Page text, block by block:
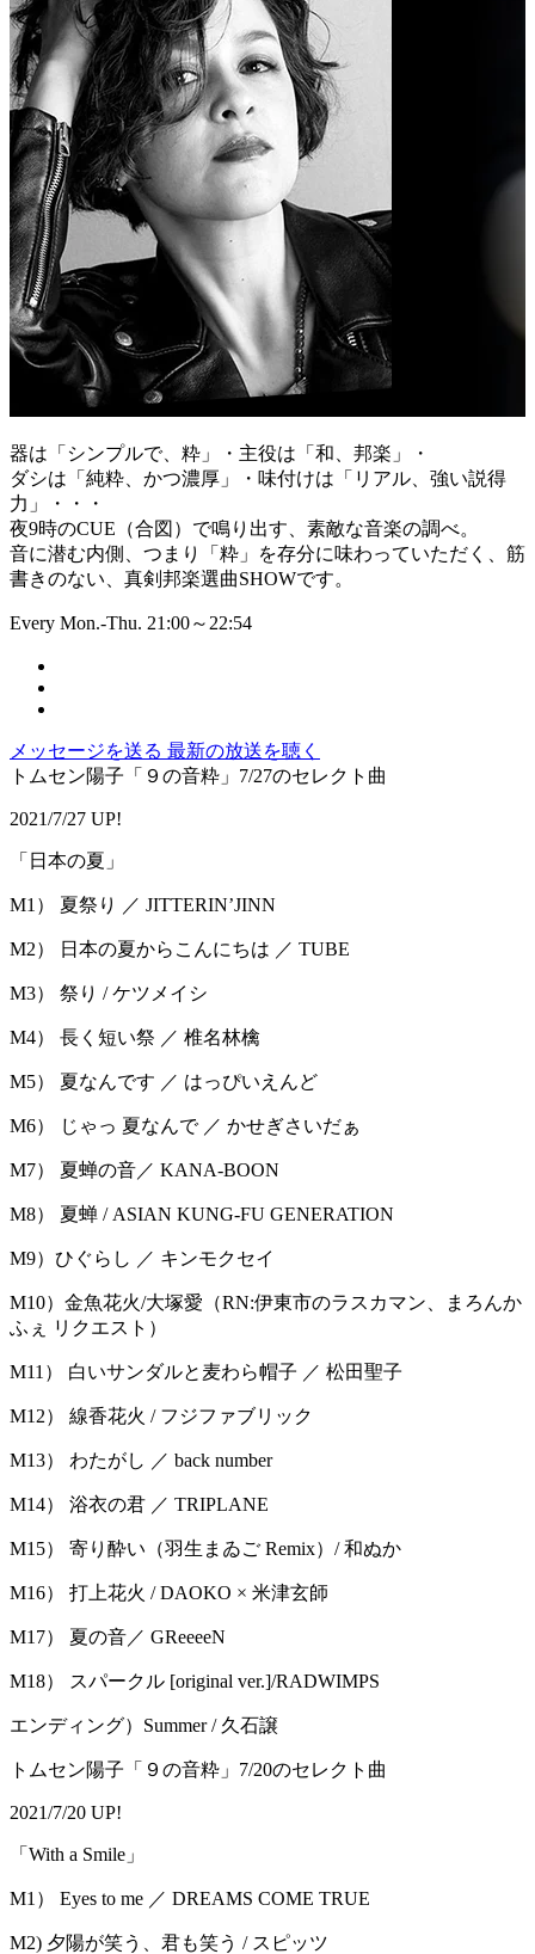
器は「シンプルで、粋」・主役は「和、邦楽」・
ダシは「純粋、かつ濃厚」・味付けは「リアル、強い説得
力」・・・
夜9時のCUE（合図）で鳴り出す、素敵な音楽の調べ。
音に潜む内側、つまり「粋」を存分に味わっていただく、筋
書きのない、真剣邦楽選曲SHOWです。
Every Mon.-Thu. 21:00～22:54
メッセージを送る 最新の放送を聴く
トムセン陽子「９の音粋」7/27のセレクト曲
2021/7/27 UP!
「⽇本の夏」
M1） 夏祭り ／ JITTERIN’JINN
M2） 日本の夏からこんにちは ／ TUBE
M3） 祭り / ケツメイシ
M4） 長く短い祭 ／ 椎名林檎
M5） 夏なんです ／ はっぴいえんど
M6） じゃっ 夏なんで ／ かせぎさいだぁ
M7） 夏蝉の音／ KANA-BOON
M8） 夏蝉 / ASIAN KUNG-FU GENERATION
M9）ひぐらし ／ キンモクセイ
M10）金魚花火/大塚愛（RN:伊東市のラスカマン、まろんか
ふぇ リクエスト）
M11） 白いサンダルと麦わら帽子 ／ 松田聖子
M12） 線香花火 / フジファブリック
M13） わたがし ／ back number
M14） 浴衣の君 ／ TRIPLANE
M15） 寄り酔い（羽生まゐご Remix）/ 和ぬか
M16） 打上花火 / DAOKO × 米津玄師
M17） 夏の音／ GReeeeN
M18） スパークル [original ver.]/RADWIMPS
エンディング）Summer / 久石譲
トムセン陽子「９の音粋」7/20のセレクト曲
2021/7/20 UP!
「With a Smile」
M1） Eyes to me ／ DREAMS COME TRUE
M2) 夕陽が笑う、君も笑う / スピッツ